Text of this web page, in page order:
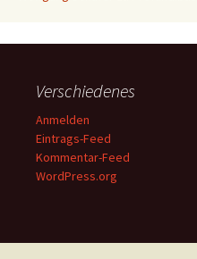
Verschiedenes
Anmelden
Eintrags-Feed
Kommentar-Feed
WordPress.org